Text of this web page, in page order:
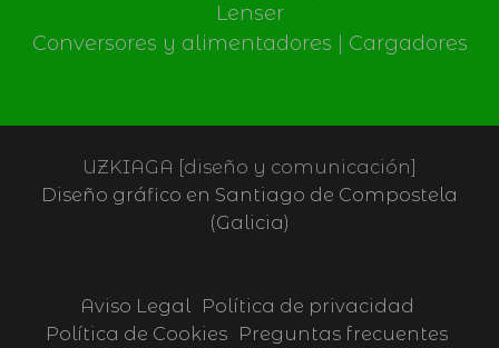
Lenser
Conversores y alimentadores
Cargadores
UZKIAGA [diseño y comunicación]
Diseño gráfico en Santiago de Compostela
(Galicia)
Aviso Legal
Política de privacidad
Política de Cookies Preguntas frecuentes